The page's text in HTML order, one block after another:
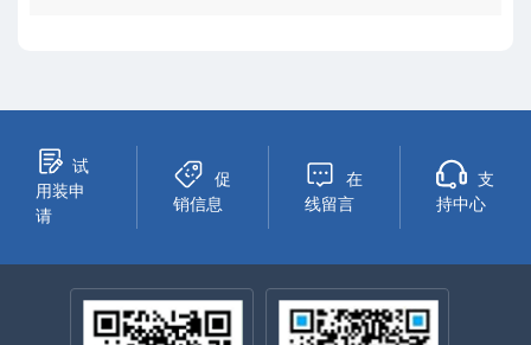
试
用装申
请
促
销信息
在
线留言
支
持中心